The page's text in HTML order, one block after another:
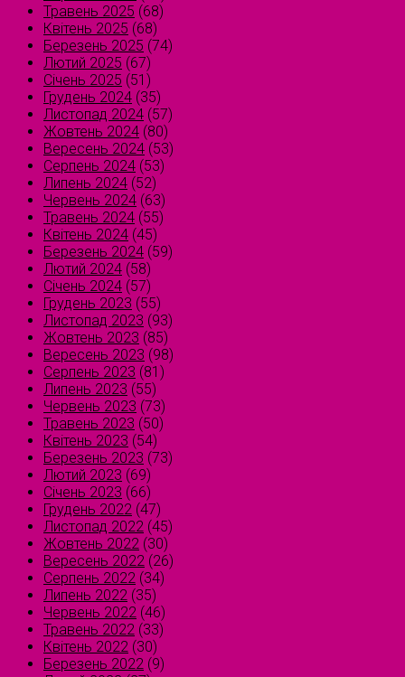
Травень 2025 (68)
Квітень 2025 (68)
Березень 2025 (74)
Лютий 2025 (67)
Січень 2025 (51)
Грудень 2024 (35)
Листопад 2024 (57)
Жовтень 2024 (80)
Вересень 2024 (53)
Серпень 2024 (53)
Липень 2024 (52)
Червень 2024 (63)
Травень 2024 (55)
Квітень 2024 (45)
Березень 2024 (59)
Лютий 2024 (58)
Січень 2024 (57)
Грудень 2023 (55)
Листопад 2023 (93)
Жовтень 2023 (85)
Вересень 2023 (98)
Серпень 2023 (81)
Липень 2023 (55)
Червень 2023 (73)
Травень 2023 (50)
Квітень 2023 (54)
Березень 2023 (73)
Лютий 2023 (69)
Січень 2023 (66)
Грудень 2022 (47)
Листопад 2022 (45)
Жовтень 2022 (30)
Вересень 2022 (26)
Серпень 2022 (34)
Липень 2022 (35)
Червень 2022 (46)
Травень 2022 (33)
Квітень 2022 (30)
Березень 2022 (9)